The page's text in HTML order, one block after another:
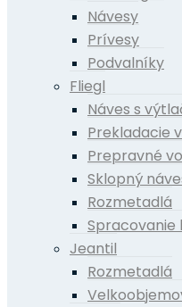
Návesy
Prívesy
Podvalníky
Fliegl
Náves s
Prekladacie
Prepravné
Sklopný
Rozmetadlá
Spracovanie
Jeantil
Rozmetadlá